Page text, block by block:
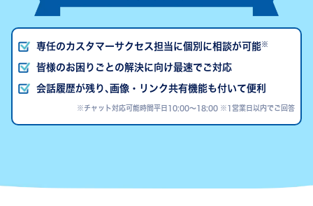
専任のカスタマーサクセス担当に個別に相談が可能※
皆様のお困りごとの解決に向け最速でご対応
会話履歴が残り､画像・リンク共有機能も付いて便利
※チャット対応可能時間平日10:00～18:00 ※1営業日以内でご回答